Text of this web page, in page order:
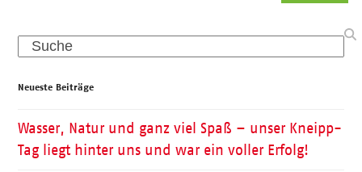
Search
Neueste Beiträge
Wasser, Natur und ganz viel Spaß – unser Kneipp-
Tag liegt hinter uns und war ein voller Erfolg!